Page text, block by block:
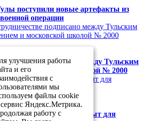
поступили новые артефакты из
операции
подписано между Тульским
и московской школой № 2000
Тулы будет закрыт для
улучшения работы
и его
с
мы
файлы cookie
Яндекс.Метрика.
работу с